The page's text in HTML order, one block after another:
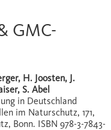
GMC-
H. Joosten, J.
S. Abel
in Deutschland
im Naturschutz, 171,
Bonn. ISBN 978-3-7843-